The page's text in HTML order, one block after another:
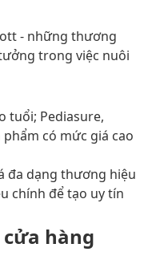
- những thương
trong việc nuôi
tuổi; Pediasure,
có mức giá cao
đa dạng thương hiệu
chính để tạo uy tín
hàng